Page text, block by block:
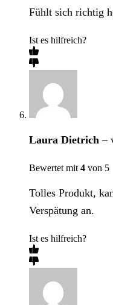
Fühlt sich richtig
Ist es hilfreich?
Laura Dietrich–
Bewertet mit 4 von 5
Tolles Produkt,
Verspätung an.
Ist es hilfreich?